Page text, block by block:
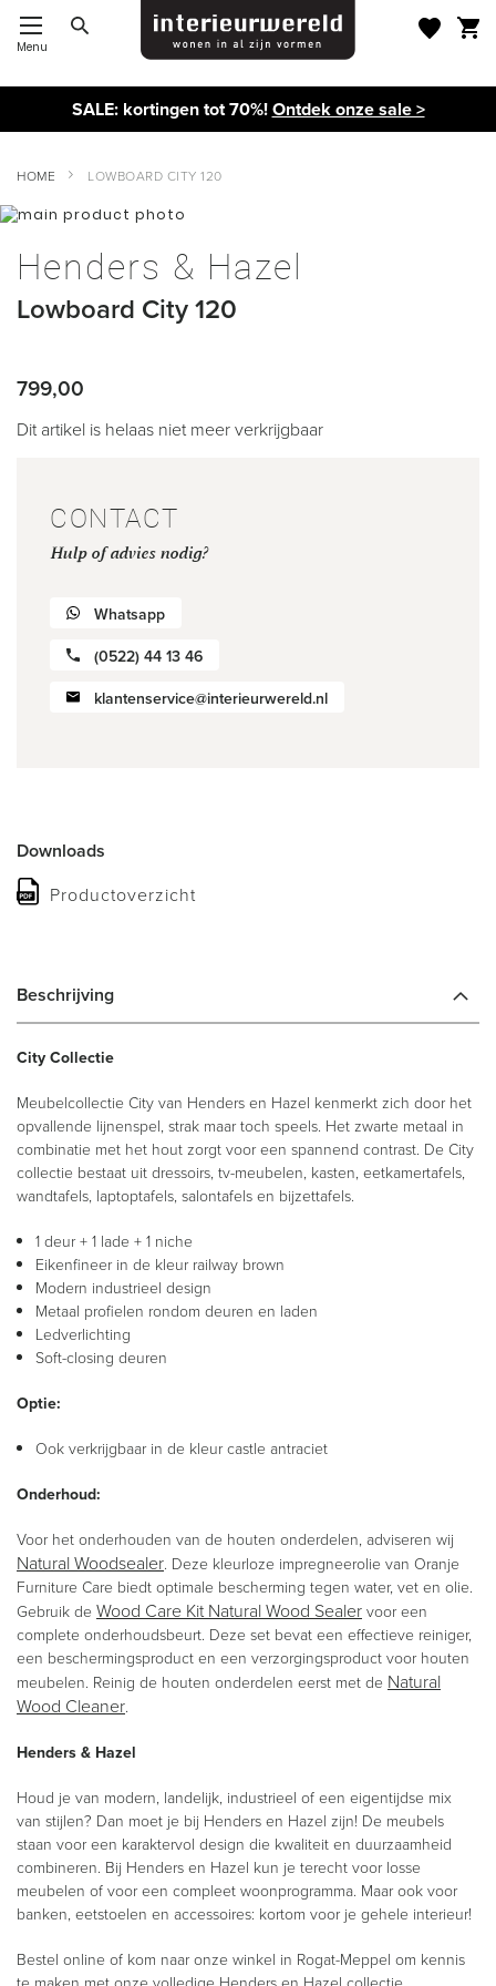
Menu
SALE: kortingen tot 70%!Ontdek onze sale >
HOME LOWBOARD CITY 120
Ga
het
einde
de
naar
het
van
Henders & Hazel
Lowboard City 120
799,00
Dit artikel is helaas niet meer verkrijgbaar
CONTACT
Hulp of advies nodig?
Whatsapp
(0522) 44 13 46
klantenservice@interieurwereld.nl
Downloads
Productoverzicht
Beschrijving
City Collectie
Meubelcollectie City van Henders en Hazel kenmerkt zich door het
opvallende lijnenspel, strak maar toch speels. Het zwarte metaal in
combinatie met het hout zorgt voor een spannend contrast. De City
collectie bestaat uit dressoirs, tv-meubelen, kasten, eetkamertafels,
wandtafels, laptoptafels, salontafels en bijzettafels.
1 deur + 1 lade + 1 niche
Eikenfineer in de kleur railway brown
Modern industrieel design
Metaal profielen rondom deuren en laden
Ledverlichting
Soft-closing deuren
Optie:
Ook verkrijgbaar in de kleur castle antraciet
Onderhoud:
Voor het onderhouden van de houten onderdelen, adviseren wij
Natural Woodsealer. Deze kleurloze impregneerolie van Oranje
Furniture Care biedt optimale bescherming tegen water, vet en olie.
Gebruik de Wood Care Kit Natural Wood Sealervoor een
complete onderhoudsbeurt. Deze set bevat een effectieve reiniger,
een beschermingsproduct en een verzorgingsproduct voor houten
meubelen. Reinig de houten onderdelen eerst met de Natural
Wood Cleaner.
Henders & Hazel
Houd je van modern, landelijk, industrieel of een eigentijdse mix
van stijlen? Dan moet je bij Henders en Hazel zijn! De meubels
staan voor een karaktervol design die kwaliteit en duurzaamheid
combineren. Bij Henders en Hazel kun je terecht voor losse
meubelen of voor een compleet woonprogramma. Maar ook voor
banken, eetstoelen en accessoires: kortom voor je gehele interieur!
Bestel online of kom naar onze winkel in Rogat-Meppel om kennis